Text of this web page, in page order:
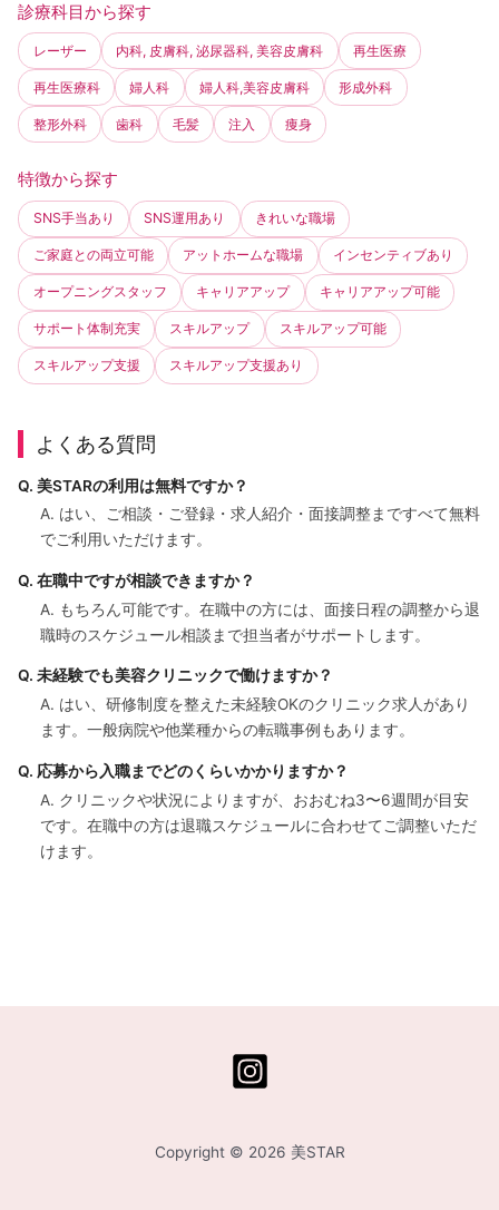
診療科目から探す
レーザー 内科, 皮膚科, 泌尿器科, 美容皮膚科 再生医療
再生医療科 婦人科 婦人科,美容皮膚科 形成外科
整形外科 歯科 毛髪 注入 痩身
特徴から探す
SNS手当あり SNS運用あり きれいな職場
ご家庭との両立可能 アットホームな職場 インセンティブあり
オープニングスタッフ キャリアアップ キャリアアップ可能
サポート体制充実 スキルアップ スキルアップ可能
スキルアップ支援 スキルアップ支援あり
よくある質問
Q. 美STARの利用は無料ですか？
A. はい、ご相談・ご登録・求人紹介・面接調整まですべて無料
でご利用いただけます。
Q. 在職中ですが相談できますか？
A. もちろん可能です。在職中の方には、面接日程の調整から退
職時のスケジュール相談まで担当者がサポートします。
Q. 未経験でも美容クリニックで働けますか？
A. はい、研修制度を整えた未経験OKのクリニック求人があり
ます。一般病院や他業種からの転職事例もあります。
Q. 応募から入職までどのくらいかかりますか？
A. クリニックや状況によりますが、おおむね3〜6週間が目安
です。在職中の方は退職スケジュールに合わせてご調整いただ
けます。
Copyright © 2026 美STAR